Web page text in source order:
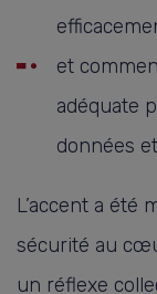
et
adéquate
données
L’accent a été
sécurité au
un réflexe